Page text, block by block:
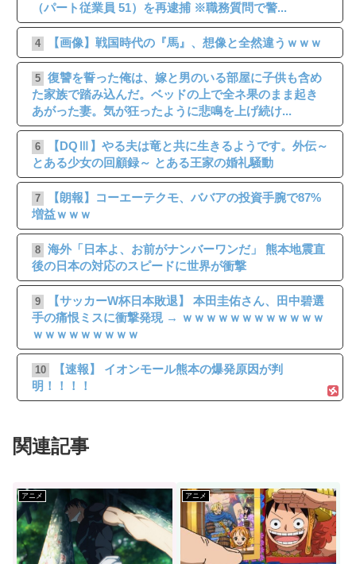
（パート従業員 51）を再逮捕 ※職務質問で警...
4 【画像】戦国時代の『馬』、想像と全然違うｗｗｗ
5 復讐を誓った俺は、嫁と男のいる部屋に子供も含め
た家族で踏み込んだ。ベッドの上で全ネ果のまま起き
あがった妻。気が狂ったように悲鳴を上げ続け...
6
【DQⅢ】やる夫は竜と共に生きるようです。外伝～
とある少女の回顧録～ とある王家の婚礼騒動
7
【朗報】コーエーテクモ、ババアの投資手腕で87%
増益ｗｗｗ
8 海外「日本よ、お前がナンバーワンだ」 熊本地震直
後の日本の対応のスピードに世界が衝撃
9
【サッカーW杯日本敗退】 本田圭佑さん、田中碧選
手の痛恨ミスに衝撃発現 → ｗｗｗｗｗｗｗｗｗｗｗｗ
ｗｗｗｗｗｗｗｗｗ
10
【速報】 イオンモール熊本の爆発原因が判
明！！！！
関連記事
アニメ アニメ